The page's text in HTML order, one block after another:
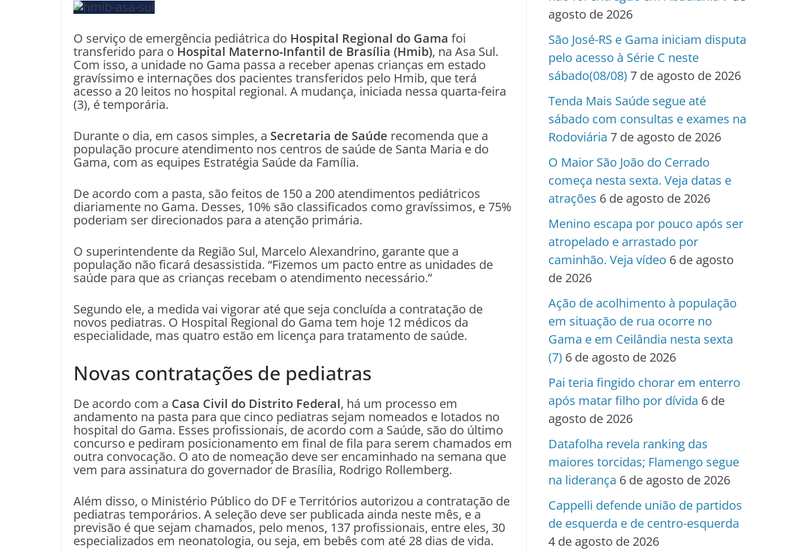
O serviço de emergência pediátrica do Hospital Regional do Gama foi
transferido para o Hospital Materno-Infantil de Brasília (Hmib), na Asa Sul.
Com isso, a unidade no Gama passa a receber apenas crianças em estado
gravíssimo e internações dos pacientes transferidos pelo Hmib, que terá
acesso a 20 leitos no hospital regional. A mudança, iniciada nessa quarta-feira
(3), é temporária.
Durante o dia, em casos simples, a Secretaria de Saúde recomenda que a
população procure atendimento nos centros de saúde de Santa Maria e do
Gama, com as equipes Estratégia Saúde da Família.
De acordo com a pasta, são feitos de 150 a 200 atendimentos pediátricos
diariamente no Gama. Desses, 10% são classificados como gravíssimos, e 75%
poderiam ser direcionados para a atenção primária.
O superintendente da Região Sul, Marcelo Alexandrino, garante que a
população não ficará desassistida. “Fizemos um pacto entre as unidades de
saúde para que as crianças recebam o atendimento necessário.”
Segundo ele, a medida vai vigorar até que seja concluída a contratação de
novos pediatras. O Hospital Regional do Gama tem hoje 12 médicos da
especialidade, mas quatro estão em licença para tratamento de saúde.
Novas contratações de pediatras
De acordo com a Casa Civil do Distrito Federal, há um processo em
andamento na pasta para que cinco pediatras sejam nomeados e lotados no
hospital do Gama. Esses profissionais, de acordo com a Saúde, são do último
concurso e pediram posicionamento em final de fila para serem chamados em
outra convocação. O ato de nomeação deve ser encaminhado na semana que
vem para assinatura do governador de Brasília, Rodrigo Rollemberg.
Além disso, o Ministério Público do DF e Territórios autorizou a contratação de
pediatras temporários. A seleção deve ser publicada ainda neste mês, e a
previsão é que sejam chamados, pelo menos, 137 profissionais, entre eles, 30
especializados em neonatologia, ou seja, em bebês com até 28 dias de vida.
agosto de 2026
São José-RS e Gama iniciam disputa
pelo acesso à Série C neste
sábado(08/08) 7 de agosto de 2026
Tenda Mais Saúde segue até
sábado com consultas e exames na
Rodoviária 7 de agosto de 2026
O Maior São João do Cerrado
começa nesta sexta. Veja datas e
atrações 6 de agosto de 2026
Menino escapa por pouco após ser
atropelado e arrastado por
caminhão. Veja vídeo 6 de agosto
de 2026
Ação de acolhimento à população
em situação de rua ocorre no
Gama e em Ceilândia nesta sexta
(7) 6 de agosto de 2026
Pai teria fingido chorar em enterro
após matar filho por dívida 6 de
agosto de 2026
Datafolha revela ranking das
maiores torcidas; Flamengo segue
na liderança 6 de agosto de 2026
Cappelli defende união de partidos
de esquerda e de centro-esquerda
4 de agosto de 2026